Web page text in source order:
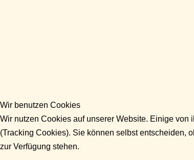
Wir benutzen Cookies
Wir nutzen Cookies auf unserer Website. Einige
(Tracking Cookies). Sie können selbst entscheiden,
zur Verfügung stehen.